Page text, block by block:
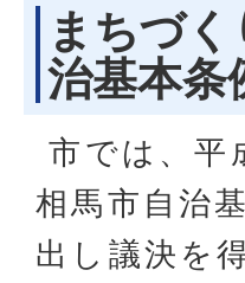
まちづ
治基本条
市では、平
相馬市自治
出し議決を